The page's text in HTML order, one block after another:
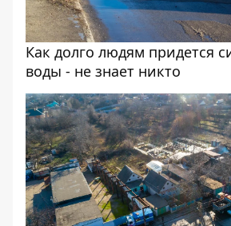
Как долго людям придется
воды - не знает никто